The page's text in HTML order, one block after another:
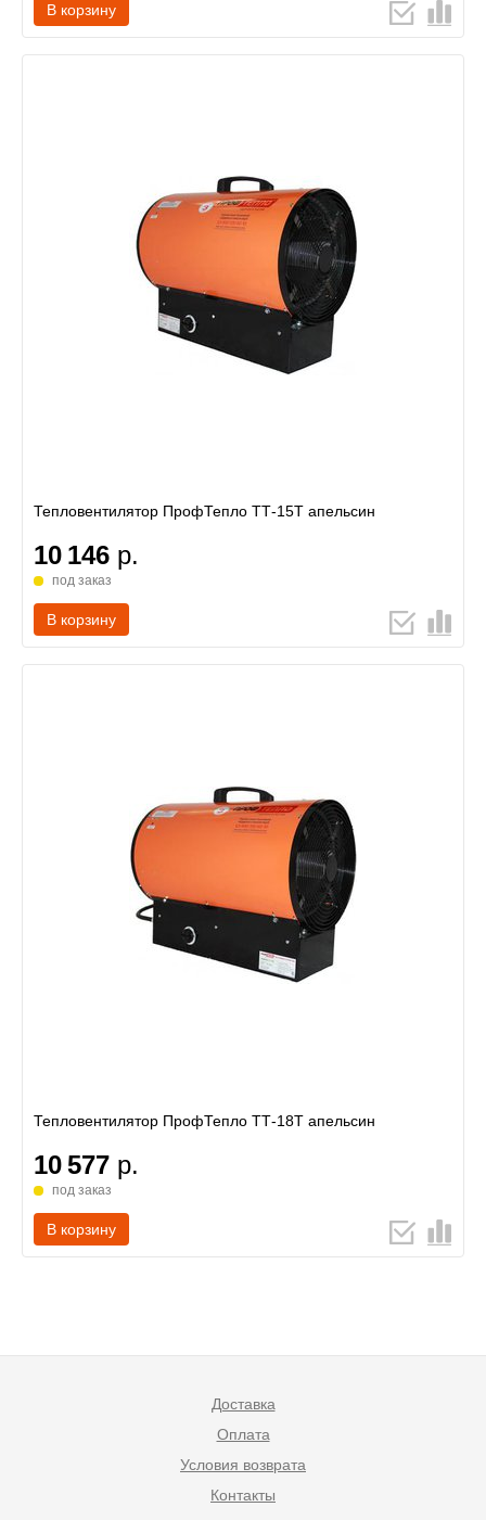
В корзину
Тепловентилятор ПрофТепло ТТ-15Т апельсин
10 146 р.
под заказ
В корзину
Тепловентилятор ПрофТепло ТТ-18Т апельсин
10 577 р.
под заказ
В корзину
Доставка
Оплата
Условия возврата
Контакты